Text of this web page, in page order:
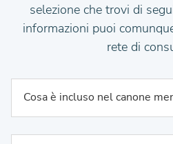
selezione che trovi di
informazioni puoi
rete di
Cosa è incluso nel canone